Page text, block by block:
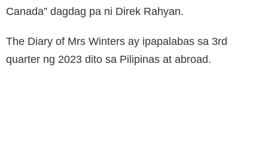
Canada” dagdag pa ni Direk Rahyan.
The Diary of Mrs Winters ay ipapalabas sa 3rd
quarter ng 2023 dito sa Pilipinas at abroad.